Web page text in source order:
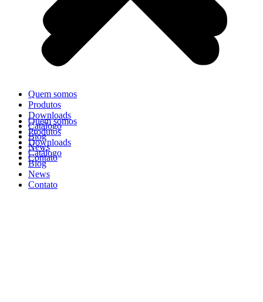
Quem somos
Produtos
Downloads
Catálogo
Blog
News
Contato
Quem somos
Produtos
Downloads
Catálogo
Blog
News
Contato